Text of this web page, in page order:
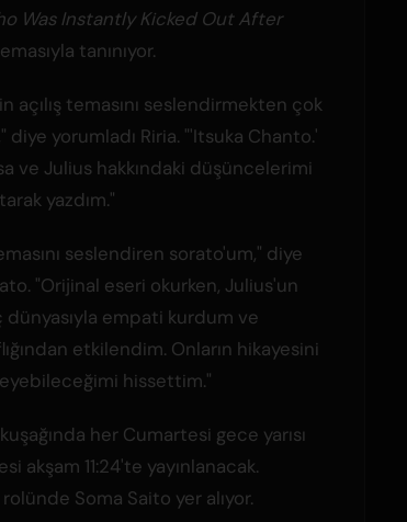
Was Instantly Kicked Out After
tanınıyor.
açılış temasını seslendirmekten çok
diye yorumladı Riria. "'Itsuka Chanto.'
ve Julius hakkındaki düşüncelerimi
yazdım."
seslendiren sorato'um," diye
"Orijinal eseri okurken, Julius'un
dünyasıyla empati kurdum ve
etkilendim. Onların hikayesini
hissettim."
her Cumartesi gece yarısı
akşam 11:24'te yayınlanacak.
Soma Saito yer alıyor.